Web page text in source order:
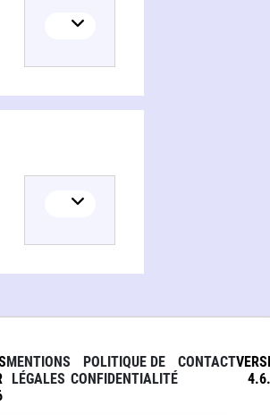
MENTIONS
LÉGALES
POLITIQUE DE
CONFIDENTIALITÉ
CONTACT